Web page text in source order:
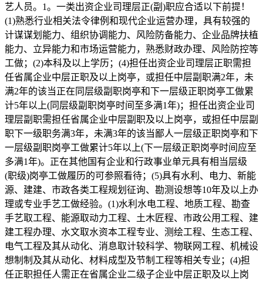
艺人员。1。一类出资企业司理层正(副)职应合适以下前提！
(1)熟悉行业相关法令律例和现代企业运营办理，具有较强的
计谋谋划能力、组织协调能力、风险防备能力、企业品牌扶植
能力、立异能力和市场运营能力，熟悉财政办理、风险防控等
工做；(2)本科及以上学历；(4)担任出资企业司理层正职需担
任省属企业中层正职及以上岗亭，或担任中层副职满2年，未
满2年的该当正在同层级副职岗亭和下一层级正职岗亭工做累
计5年以上(同层级副职岗亭时间至多满1年)；担任出资企业司
理层副职需担任省属企业中层副职及以上岗亭，或担任中层副
职下一级职务满3年，未满3年的该当鄙人一层级正职岗亭和下
一层级副职岗亭工做累计5年以上(下一层级正职岗亭时间应至
多满1年)。正在其他国有企业和行政事业单元具有相当层级
(职级)岗亭工做履历的可参照看待；(5)具有水利、电力、新能
源、建建、市政各类工程规划征询、勘测设想等10年及以上办
理或专业手艺工做经验。(1)水利水电工程、地质工程、勘查
手艺取工程、能源取动力工程、土木匠程、市政公用工程、建
建工程办理、水文取水资本工程专业、测绘工程、生态工程、
电气工程及其从动化、消息取计较科学、物联网工程、机械设
想制制及其从动化、材料成型及节制工程等相关专业；(4)担
任正职担任人需正在省属企业二级子企业中层正职及以上岗